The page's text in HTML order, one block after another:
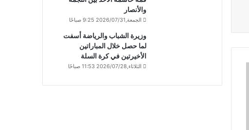
والأنصار
الجمعة,2026/07/31 9:25 صباحًا
وزيرة الشباب والرياضة أسفت
لما حصل خلال المباراتين
الأخيرتين في كرة السلة
الثلاثاء,2026/07/28 11:53 صباحًا